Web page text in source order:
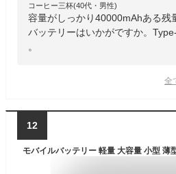
コーヒー三杯(40代・男性)
容量がしっかり40000mAhある残
バッテリーはいかがですか。
。
全
12